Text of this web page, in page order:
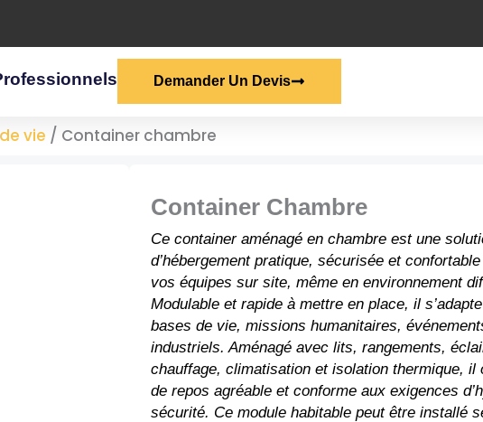
Demander Un Devis
vie / Container chambre
Container Chambre
Ce container aménagé en chambre est une
d’hébergement pratique, sécurisée et
vos équipes sur site, même en environnement
Modulable et rapide à mettre en place, il
bases de vie, missions humanitaires,
industriels. Aménagé avec lits, rangements,
chauffage, climatisation et isolation thermique, il
de repos agréable et conforme aux exigences
sécurité. Ce module habitable peut être installé